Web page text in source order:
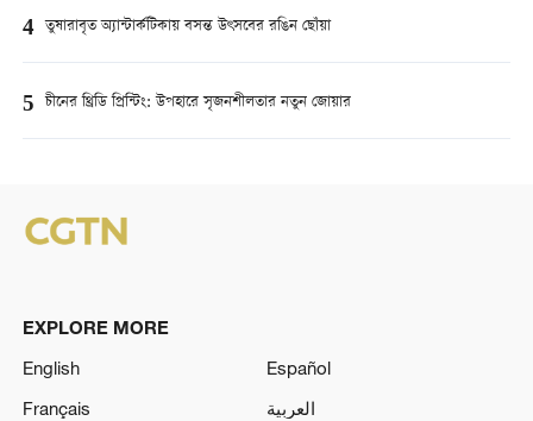
4 তুষারাবৃত অ্যান্টার্কটিকায় বসন্ত উৎসবের রঙিন ছোঁয়া
5 চীনের থ্রিডি প্রিন্টিং: উপহারে সৃজনশীলতার নতুন জোয়ার
EXPLORE MORE
English
Español
Français
العربية